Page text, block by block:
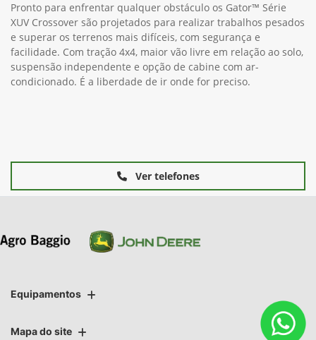
Pronto para enfrentar qualquer obstáculo os Gator™ Série
XUV Crossover são projetados para realizar trabalhos pesados
e superar os terrenos mais difíceis, com segurança e
facilidade. Com tração 4x4, maior vão livre em relação ao solo,
suspensão independente e opção de cabine com ar-
condicionado. É a liberdade de ir onde for preciso.
Ver telefones
Equipamentos
Mapa do site